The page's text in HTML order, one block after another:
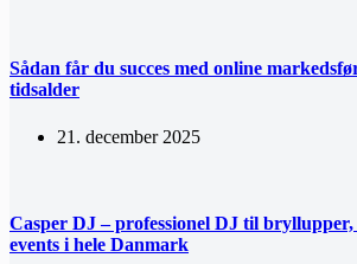
Sådan får du succes med online
tidsalder
21. december 2025
Casper DJ – professionel DJ til
events i hele Danmark